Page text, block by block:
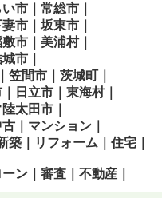
市｜常総市｜
市｜坂東市｜
市｜美浦村｜
市｜
笠間市｜茨城町｜
日立市｜東海村｜
太田市｜
｜マンション｜
築｜リフォーム｜住宅｜
ン｜審査｜不動産｜